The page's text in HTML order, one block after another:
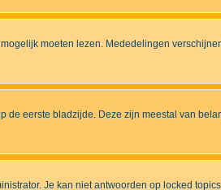
moeten lezen. Mededelingen
eerste bladzijde. Deze zijn meestal van
Je kan niet antwoorden op locked